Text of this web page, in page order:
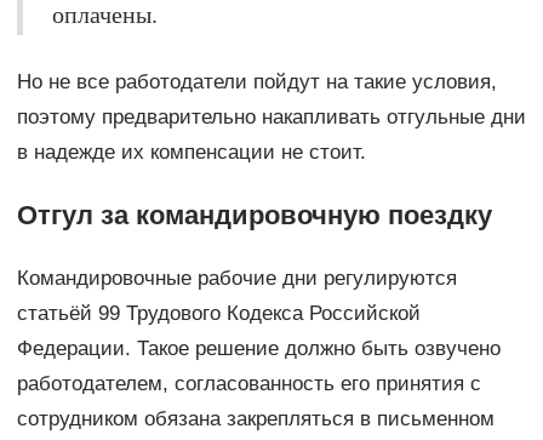
оплачены.
Но не все работодатели пойдут на такие условия,
поэтому предварительно накапливать отгульные дни
в надежде их компенсации не стоит.
Отгул за командировочную поездку
Командировочные рабочие дни регулируются
статьёй 99 Трудового Кодекса Российской
Федерации. Такое решение должно быть озвучено
работодателем, согласованность его принятия с
сотрудником обязана закрепляться в письменном